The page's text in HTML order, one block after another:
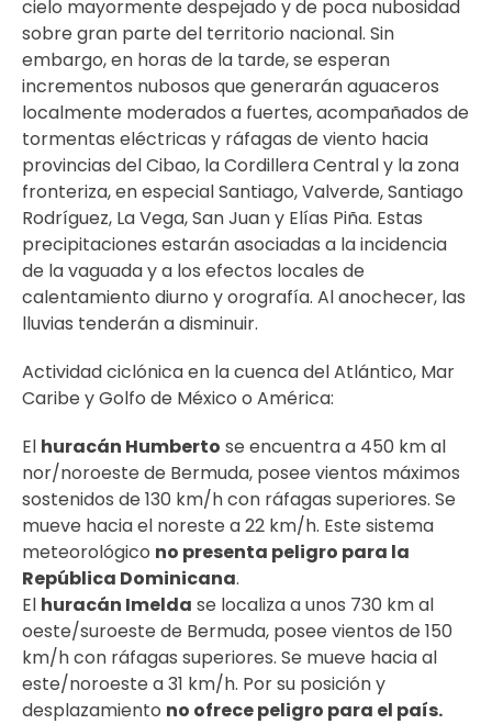
cielo mayormente despejado y de poca nubosidad
sobre gran parte del territorio nacional. Sin
embargo, en horas de la tarde, se esperan
incrementos nubosos que generarán aguaceros
localmente moderados a fuertes, acompañados de
tormentas eléctricas y ráfagas de viento hacia
provincias del Cibao, la Cordillera Central y la zona
fronteriza, en especial Santiago, Valverde, Santiago
Rodríguez, La Vega, San Juan y Elías Piña. Estas
precipitaciones estarán asociadas a la incidencia
de la vaguada y a los efectos locales de
calentamiento diurno y orografía. Al anochecer, las
lluvias tenderán a disminuir.
Actividad ciclónica en la cuenca del Atlántico, Mar
Caribe y Golfo de México o América:
El huracán Humberto se encuentra a 450 km al
nor/noroeste de Bermuda, posee vientos máximos
sostenidos de 130 km/h con ráfagas superiores. Se
mueve hacia el noreste a 22 km/h. Este sistema
meteorológico no presenta peligro para la
República Dominicana.
El huracán Imelda se localiza a unos 730 km al
oeste/suroeste de Bermuda, posee vientos de 150
km/h con ráfagas superiores. Se mueve hacia al
este/noroeste a 31 km/h. Por su posición y
desplazamiento no ofrece peligro para el país.